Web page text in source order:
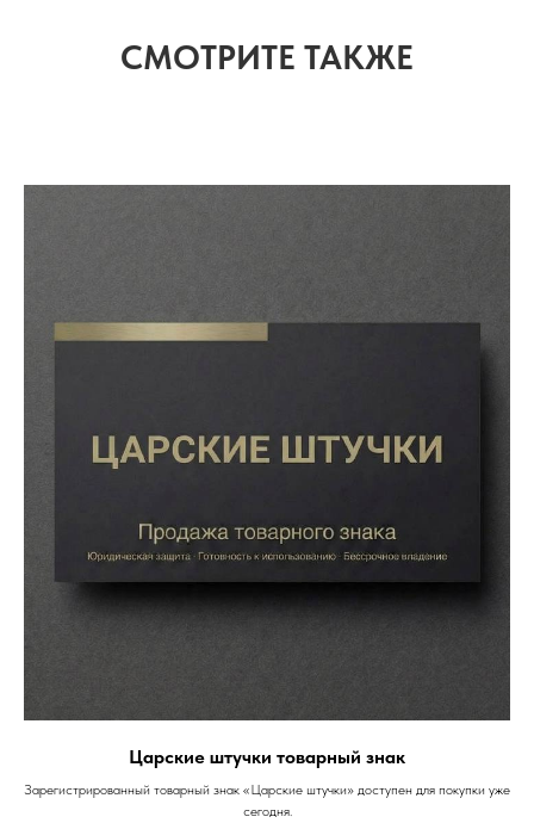
СМОТРИТЕ ТАКЖЕ
Царские штучки товарный знак
Зарегистрированный товарный знак «Царские штучки» доступен для покупки уже
сегодня.